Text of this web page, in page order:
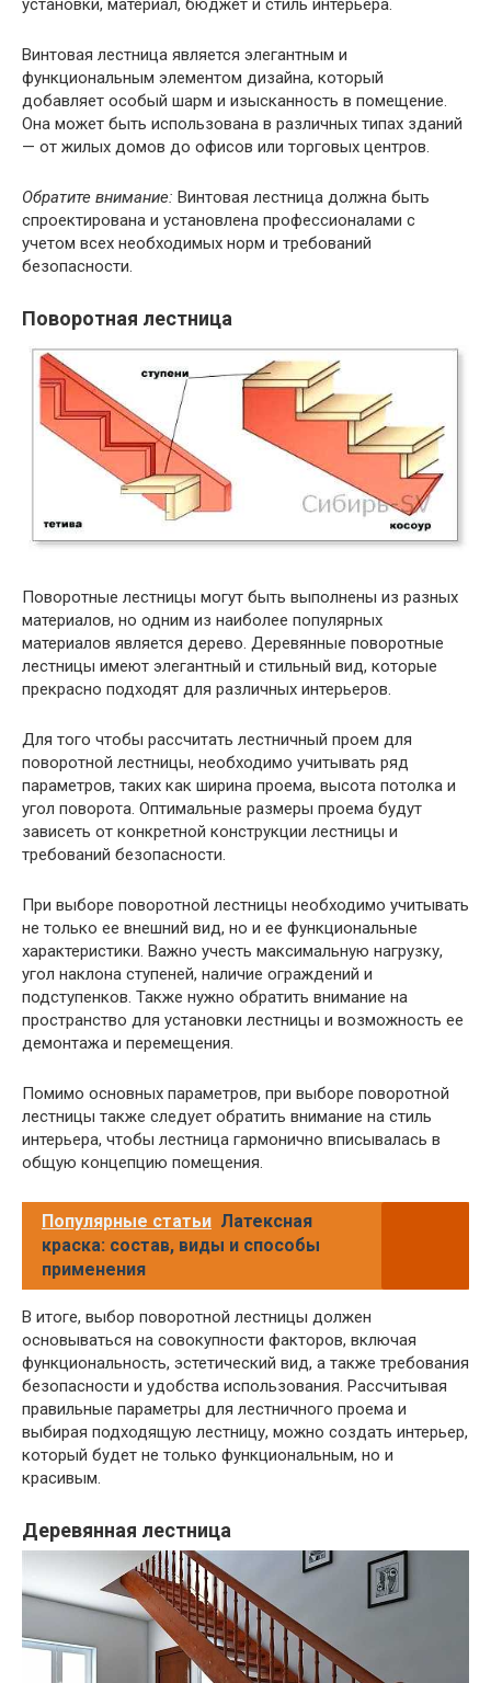
установки, материал, бюджет и стиль интерьера.
Винтовая лестница является элегантным и
функциональным элементом дизайна, который
добавляет особый шарм и изысканность в помещение.
Она может быть использована в различных типах зданий
— от жилых домов до офисов или торговых центров.
Обратите внимание: Винтовая лестница должна быть
спроектирована и установлена профессионалами с
учетом всех необходимых норм и требований
безопасности.
Поворотная лестница
Поворотные лестницы могут быть выполнены из разных
материалов, но одним из наиболее популярных
материалов является дерево. Деревянные поворотные
лестницы имеют элегантный и стильный вид, которые
прекрасно подходят для различных интерьеров.
Для того чтобы рассчитать лестничный проем для
поворотной лестницы, необходимо учитывать ряд
параметров, таких как ширина проема, высота потолка и
угол поворота. Оптимальные размеры проема будут
зависеть от конкретной конструкции лестницы и
требований безопасности.
При выборе поворотной лестницы необходимо учитывать
не только ее внешний вид, но и ее функциональные
характеристики. Важно учесть максимальную нагрузку,
угол наклона ступеней, наличие ограждений и
подступенков. Также нужно обратить внимание на
пространство для установки лестницы и возможность ее
демонтажа и перемещения.
Помимо основных параметров, при выборе поворотной
лестницы также следует обратить внимание на стиль
интерьера, чтобы лестница гармонично вписывалась в
общую концепцию помещения.
Популярные статьи Латексная
краска: состав, виды и способы
применения
В итоге, выбор поворотной лестницы должен
основываться на совокупности факторов, включая
функциональность, эстетический вид, а также требования
безопасности и удобства использования. Рассчитывая
правильные параметры для лестничного проема и
выбирая подходящую лестницу, можно создать интерьер,
который будет не только функциональным, но и
красивым.
Деревянная лестница